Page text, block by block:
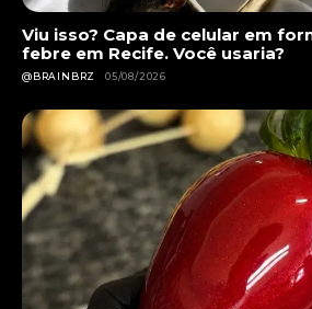
Viu isso? Capa de celular em
febre em Recife. Você usaria?
@BRAINBRZ 05/08/2026